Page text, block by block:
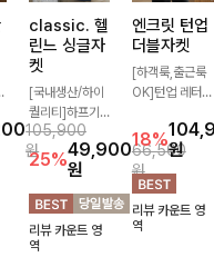
105,900
원
classic. 헬
린느 싱글자
켓
[국내생산/하이
퀄리티]하프기
장의 부담스럽지
않은 기장으로
클래식이 주는
멋!스탠다드한
핏이 멋스러운,
쾌적하면서 세련
된 무드의 썸머
25%49,900
원
66,500
원
리뷰 카운트 영
역
엔크릿 턴업
더블자켓
[하객룩,출근룩
OK]턴업 레터링
있게 완성된 썸
머 자켓, 더블버
튼 디자인으로
깔끔하고 세련된
무드가 느껴져요
🩶 가볍고 시원
18%원
리뷰 카운트 영
역